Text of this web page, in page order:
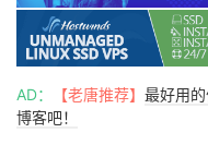
AD： 【老唐推荐】 最好用
博客吧！